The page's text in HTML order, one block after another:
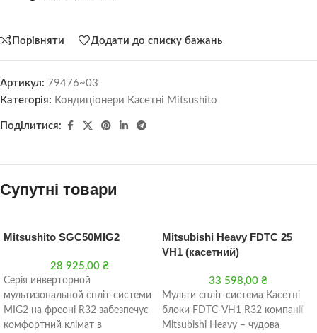
Порівняти Додати до списку бажань
Артикул: 79476~03
Категорія: Кондиціонери Касетні Mitsushito
Поділитися:
Супутні товари
Mitsushito SGС50MIG2
28 925,00 ₴
Серія инверторной
мультизональной спліт-системи
МIG2 ​​на фреоні R32 забезпечує
комфортний клімат в
Mitsubishi Heavy FDTC 25
VH1 (касетний)
33 598,00 ₴
Мульти спліт-система Касетні
блоки FDTC-VH1 R32 компанії
Mitsubishi Heavy – чудова